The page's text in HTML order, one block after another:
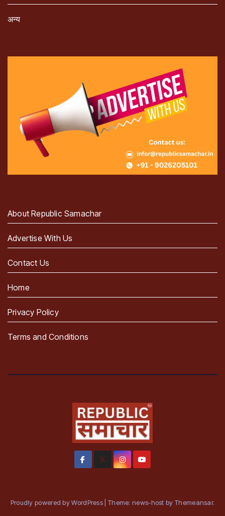
अन्य
About Republic Samachar
Advertise With Us
Contact Us
Home
Privacy Policy
Terms and Conditions
Proudly powered by WordPress Theme: news-host by Themeansar.